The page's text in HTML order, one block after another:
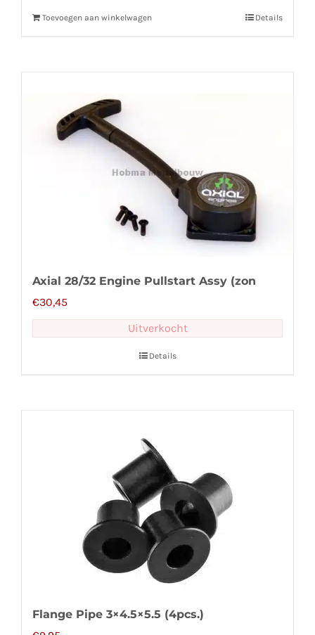
Toevoegen aan winkelwagen Details
Axial 28/32 Engine Pullstart Assy (zon
€30,45
Uitverkocht
Details
Flange Pipe 3×4.5×5.5 (4pcs.)